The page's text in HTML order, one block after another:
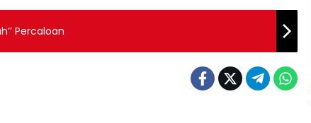
Percaloan